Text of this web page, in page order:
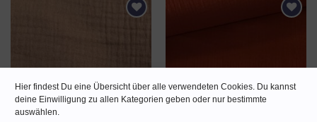
Hier findest Du eine Übersicht über alle verwendeten Cookies. Du kannst
deine Einwilligung zu allen Kategorien geben oder nur bestimmte
auswählen.